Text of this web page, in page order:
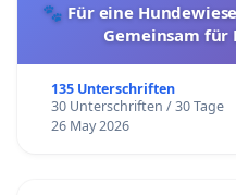
🐾 Für eine
Gemeinsam für
135 Unterschriften
30 Unterschriften / 30 Tage
26 May 2026